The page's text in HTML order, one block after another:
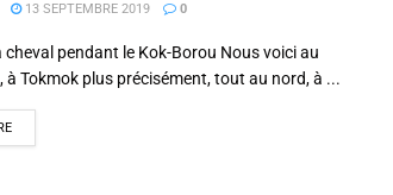
13 SEPTEMBRE 2019 0
cheval pendant le Kok-Borou Nous voici au
à Tokmok plus précisément, tout au nord, à ...